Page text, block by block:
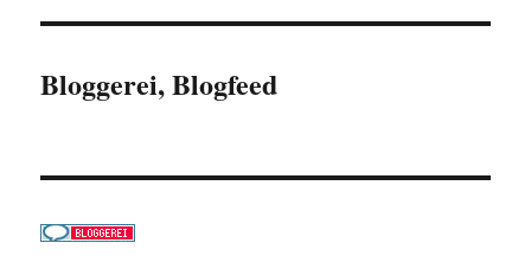
Bloggerei, Blogfeed